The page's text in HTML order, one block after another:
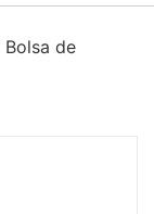
Bolsa de